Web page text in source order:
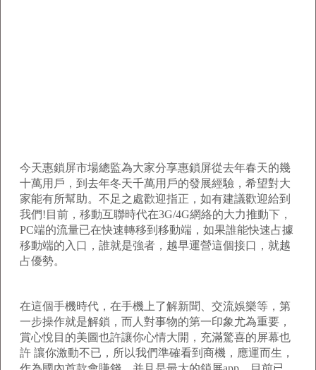
今天惠鎖屏市場總監為大家分享惠鎖屏從去年春天的幾
十萬用戶，到去年冬天千萬用戶的發展經驗，希望對大
家能有所幫助。不足之處歡迎指正，如有建議歡迎給到
我們!目前，移動互聯時代在3G/4G網絡的大力推動下，
PC端的流量已在快速轉移到移動端，如果誰能快速占據
移動端的入口，誰就是強者，越早運營這個接口，就越
占優勢。
在這個手機時代，在手機上了解新聞、交流娛樂等，第
一步操作就是解鎖，而人對事物的第一印象尤為重要，
賞心悅目的美圖也許讓你心情大開，充滿驚喜的屏幕也
許 讓你激動不已，所以我們準確看到商機，應運而生，